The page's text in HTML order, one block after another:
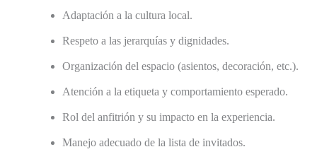
Adaptación a la cultura local.
Respeto a las jerarquías y dignidades.
Organización del espacio (asientos, decoración, etc.).
Atención a la etiqueta y comportamiento esperado.
Rol del anfitrión y su impacto en la experiencia.
Manejo adecuado de la lista de invitados.